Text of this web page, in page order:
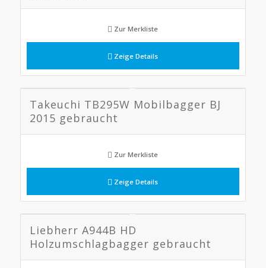
Zur Merkliste
Zeige Details
Takeuchi TB295W Mobilbagger BJ
2015 gebraucht
Zur Merkliste
Zeige Details
Liebherr A944B HD
Holzumschlagbagger gebraucht